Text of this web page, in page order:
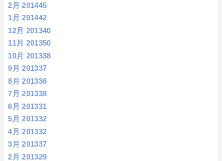
2月 201445
1月 201442
12月 201340
11月 201350
10月 201338
9月 201337
8月 201336
7月 201338
6月 201331
5月 201332
4月 201332
3月 201337
2月 201329